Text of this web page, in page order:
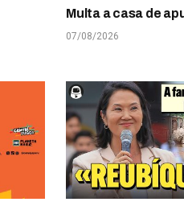
Multa a casa de
07/08/2026